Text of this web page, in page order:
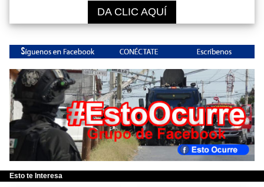
DA CLIC AQUÍ
Esto te Interesa